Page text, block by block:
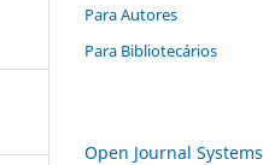
Para Autores
Para Bibliotecários
Open Journal Systems